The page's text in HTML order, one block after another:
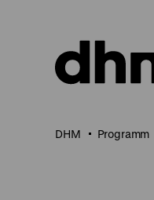
Seiteninhalt
springen
DHM Programm